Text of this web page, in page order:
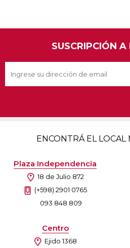
SUSCRIPCIÓN
ENCONTRÁ EL LOCAL
Plaza Independencia
18 de Julio 872
(+598) 2901 0765
093 848 809
Centro
Ejido 1368